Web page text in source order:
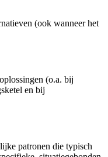
(ook wanneer het
(o.a. bij
en bij
patronen die typisch